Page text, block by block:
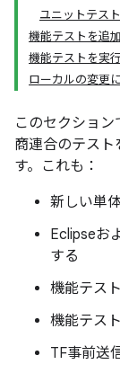
ユニットテス
機能テストを追
機能テストを実
ローカルの変更
このセクショ
商連合のテスト
す。これも：
新しい単
Eclipseお
する
機能テス
機能テス
TF事前送